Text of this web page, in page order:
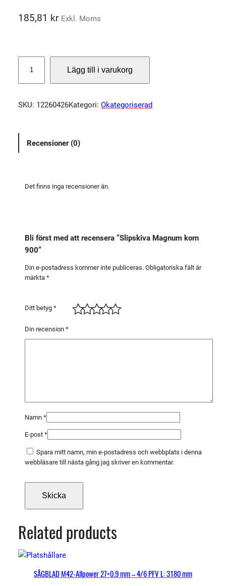
185,81 kr Exkl. Moms
i
s
i
Lägg till i varukorg
SKU: 12260426Kategori: Okategoriserad
Recensioner (0)
Det finns inga recensioner än.
Bli först med att recensera ”Slipskiva Magnum korn
900”
Din e-postadress kommer inte publiceras. Obligatoriska fält är
märkta *
Ditt betyg *
Din recension *
Namn *
E-post *
Spara mitt namn, min e-postadress och webbplats i denna
webbläsare till nästa gång jag skriver en kommentar.
Related products
SÅGBLAD M42-Allpower 27×0.9 mm – 4/6 PFV L: 3180 mm